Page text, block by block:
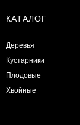
КАТАЛОГ
Деревья
Кустарники
Плодовые
Хвойные